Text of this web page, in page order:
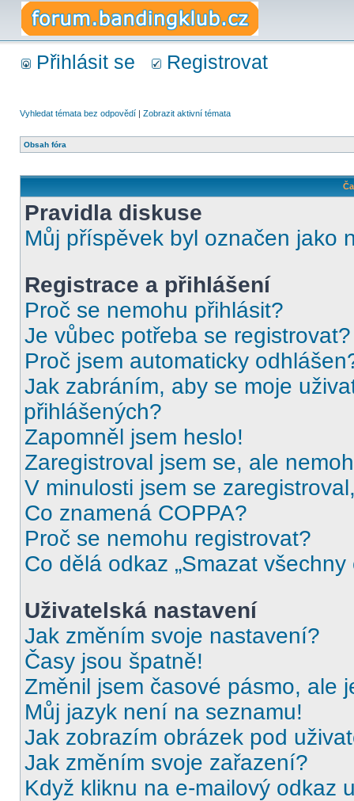
Přihlásit se Registrovat
Vyhledat témata bez odpovědí | Zobrazit aktivní témata
Obsah fóra
Pravidla diskuse
Můj příspěvek byl označen jako
Registrace a přihlášení
Proč se nemohu přihlásit?
Je vůbec potřeba se registrovat?
Proč jsem automaticky
Jak zabráním, aby se moje
přihlášených?
Zapomněl jsem heslo!
Zaregistroval jsem se, ale
V minulosti jsem se
Co znamená COPPA?
Proč se nemohu registrovat?
Co dělá odkaz „Smazat všechny
Uživatelská nastavení
Jak změním svoje nastavení?
Časy jsou špatně!
Změnil jsem časové pásmo, ale
Můj jazyk není na seznamu!
Jak zobrazím obrázek pod
Jak změním svoje zařazení?
Když kliknu na e-mailový odkaz